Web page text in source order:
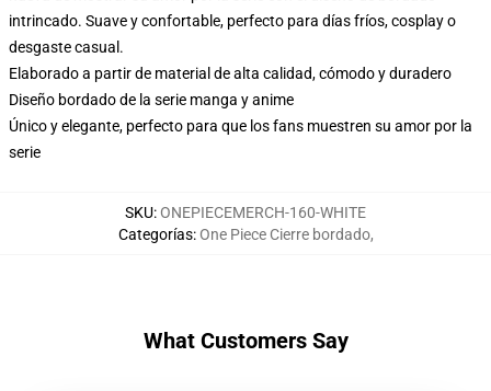
intrincado. Suave y confortable, perfecto para días fríos, cosplay o
desgaste casual.
Elaborado a partir de material de alta calidad, cómodo y duradero
Diseño bordado de la serie manga y anime
Único y elegante, perfecto para que los fans muestren su amor por la
serie
SKU:ONEPIECEMERCH-160-WHITE
Categorías:One Piece Cierre bordado,
What Customers Say